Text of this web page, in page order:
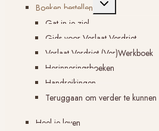
Boeken bestellen
Gat in je ziel
Gids voor Verlaat Verdriet
Verlaat Verdriet (Ver)Werkboek
Herinneringsboeken
Handreikingen
Teruggaan om verder te kunnen
Heel je leven